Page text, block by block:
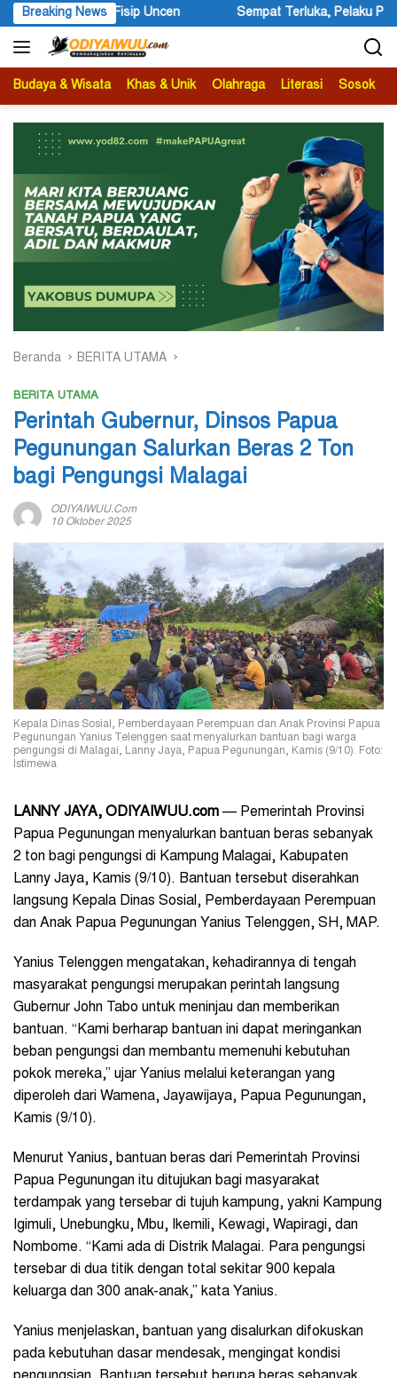
Langsung
ke
konten
Breaking News
Terluka, Pelaku Penembakan Warga Negara Asing Dilarikan
Budaya & Wisata Khas & Unik Olahraga Literasi Sosok
Beranda BERITA UTAMA
BERITA UTAMA
Perintah Gubernur, Dinsos Papua
Pegunungan Salurkan Beras 2 Ton
bagi Pengungsi Malagai
ODIYAIWUU.com
10 Oktober 2025
Kepala Dinas Sosial, Pemberdayaan Perempuan dan Anak Provinsi Papua
Pegunungan Yanius Telenggen saat menyalurkan bantuan bagi warga
pengungsi di Malagai, Lanny Jaya, Papua Pegunungan, Kamis (9/10). Foto:
Istimewa
LANNY JAYA, ODIYAIWUU.com — Pemerintah Provinsi
Papua Pegunungan menyalurkan bantuan beras sebanyak
2 ton bagi pengungsi di Kampung Malagai, Kabupaten
Lanny Jaya, Kamis (9/10). Bantuan tersebut diserahkan
langsung Kepala Dinas Sosial, Pemberdayaan Perempuan
dan Anak Papua Pegunungan Yanius Telenggen, SH, MAP.
Yanius Telenggen mengatakan, kehadirannya di tengah
masyarakat pengungsi merupakan perintah langsung
Gubernur John Tabo untuk meninjau dan memberikan
bantuan. “Kami berharap bantuan ini dapat meringankan
beban pengungsi dan membantu memenuhi kebutuhan
pokok mereka,” ujar Yanius melalui keterangan yang
diperoleh dari Wamena, Jayawijaya, Papua Pegunungan,
Kamis (9/10).
Menurut Yanius, bantuan beras dari Pemerintah Provinsi
Papua Pegunungan itu ditujukan bagi masyarakat
terdampak yang tersebar di tujuh kampung, yakni Kampung
Igimuli, Unebungku, Mbu, Ikemili, Kewagi, Wapiragi, dan
Nombome. “Kami ada di Distrik Malagai. Para pengungsi
tersebar di dua titik dengan total sekitar 900 kepala
keluarga dan 300 anak-anak,” kata Yanius.
Yanius menjelaskan, bantuan yang disalurkan difokuskan
pada kebutuhan dasar mendesak, mengingat kondisi